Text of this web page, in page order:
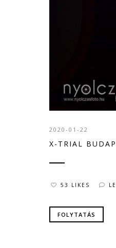
2020-01-22
X-TRIAL
53 LIKES
FOLYTATÁS